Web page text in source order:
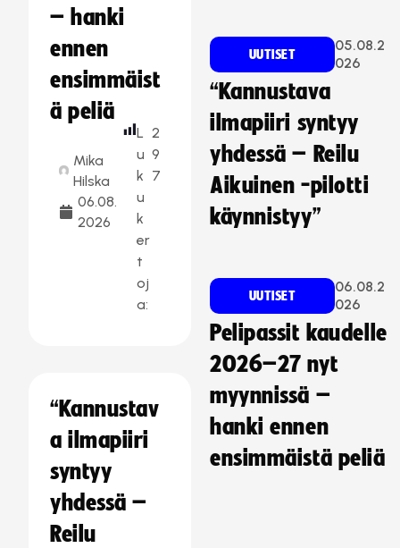
– hanki
ennen
ensimmäist
ä peliä
Mika
Hilska
06.08.
2026
L
u
k
u
k
er
t
oj
a:
2
9
7
“Kannustav
a ilmapiiri
syntyy
yhdessä –
Reilu
UUTISET
05.08.2
026
“Kannustava
ilmapiiri syntyy
yhdessä – Reilu
Aikuinen -pilotti
käynnistyy”
UUTISET
06.08.2
026
Pelipassit kaudelle
2026–27 nyt
myynnissä –
hanki ennen
ensimmäistä peliä